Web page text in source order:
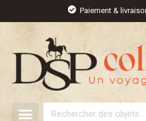
contenu
Paiement &
Rechercher